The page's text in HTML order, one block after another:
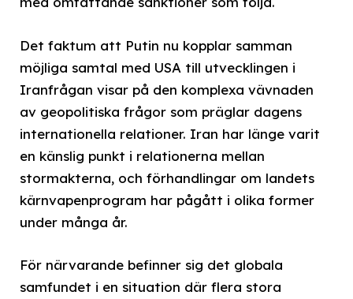
Det faktum att Putin nu kopplar samman
möjliga samtal med USA till utvecklingen i
Iranfrågan visar på den komplexa vävnaden
av geopolitiska frågor som präglar dagens
internationella relationer. Iran har länge varit
en känslig punkt i relationerna mellan
stormakterna, och förhandlingar om landets
kärnvapenprogram har pågått i olika former
under många år.
För närvarande befinner sig det globala
samfundet i en situation där flera stora